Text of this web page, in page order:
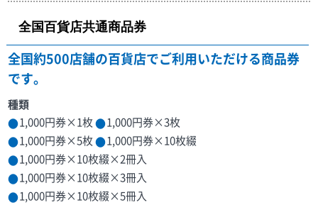
全国百貨店共通商品券
全国約500店舗の百貨店でご利用いただける商品券
です。
種類
1,000円券×1枚
1,000円券×3枚
1,000円券×5枚
1,000円券×10枚綴
1,000円券×10枚綴×2冊入
1,000円券×10枚綴×3冊入
1,000円券×10枚綴×5冊入